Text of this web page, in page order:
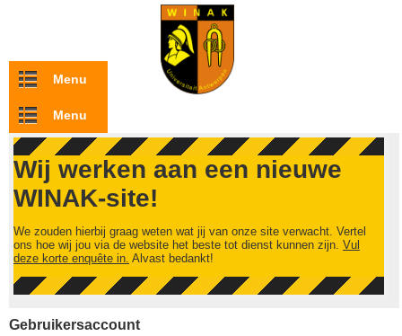
Overslaan en naar de inhoud gaan
Menu
Menu
Wij werken aan een nieuwe
WINAK-site!
We zouden hierbij graag weten wat jij van onze site verwacht. Vertel
ons hoe wij jou via de website het beste tot dienst kunnen zijn. Vul
deze korte enquête in. Alvast bedankt!
Gebruikersaccount